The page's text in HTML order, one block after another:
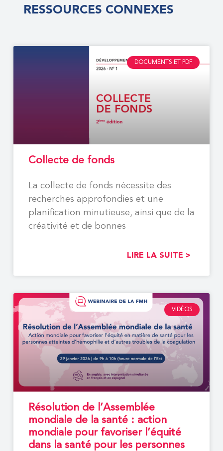
RESSOURCES CONNEXES
DOCUMENTS ET PDF
Collecte de fonds
La collecte de fonds nécessite des
recherches approfondies et une
planification minutieuse, ainsi que de la
créativité et de bonnes
LIRE LA SUITE >
VIDÉOS
Résolution de l’Assemblée
mondiale de la santé : action
mondiale pour favoriser l’équité
dans la santé pour les personnes